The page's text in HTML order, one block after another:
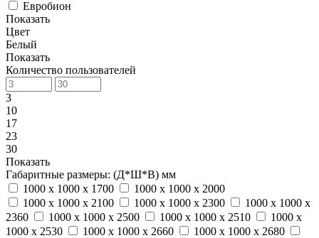
Евробион
Показать
Цвет
Белый
Показать
Количество пользователей
3
10
17
23
30
Показать
Габаритные размеры: (Д*Ш*В) мм
1000 x 1000 x 1700
1000 x 1000 x 2000
1000 x 1000 x 2100
1000 x 1000 x 2300
1000 x 1000 x
2360
1000 x 1000 x 2500 1000 x 1000 x 2510
1000 x
1000 x 2530
1000 x 1000 x 2660
1000 x 1000 x 2680